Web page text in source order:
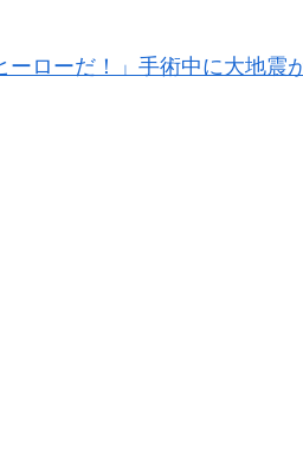
国でしか愛されてないものって
ーローだ！」手術中に大地震